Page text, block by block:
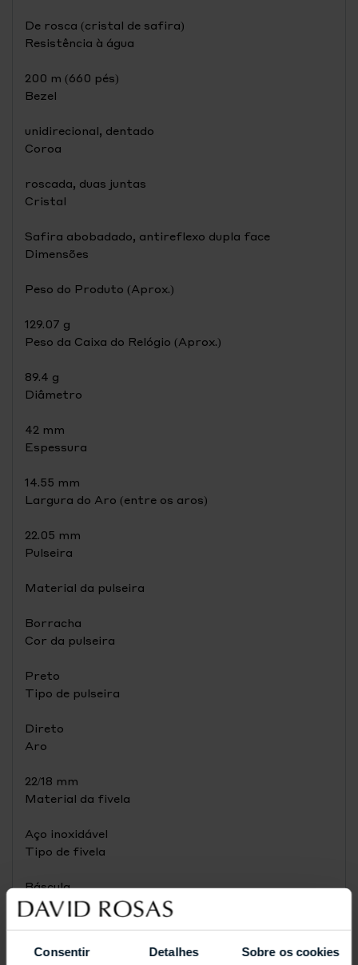
Consentir Detalhes Sobre os cookies
De rosca (cristal de safira)
Resistência à água
200 m (660 pés)
Bezel
unidirecional, dentado
Coroa
roscada, duas juntas
Cristal
Safira abobadado, antireflexo dupla face
Dimensões
Peso do Produto (Aprox.)
129.07 g
Peso da Caixa do Relógio (Aprox.)
89.4 g
Diâmetro
42 mm
Espessura
14.55 mm
Largura do Aro (entre os aros)
22.05 mm
Pulseira
Material da pulseira
Borracha
Cor da pulseira
Preto
Tipo de pulseira
Direto
Aro
22/18 mm
Material da fivela
Aço inoxidável
Tipo de fivela
Báscula
Tamanho da fivela